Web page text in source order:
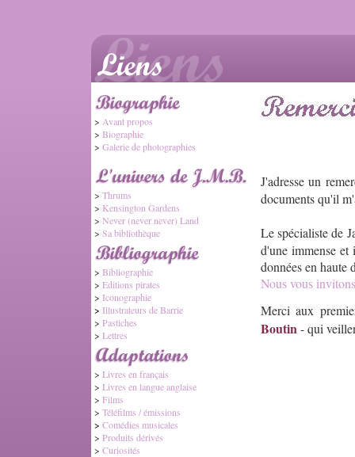
> Avant propos
> Biographie
> Galerie de photographies
> Thrums
> Kensington Gardens
> Never (never never) Land
> Sa bibliothèque
> Bibliographie
> Editions pirates
> Iconographie
> Illustrateurs de Barrie
> Pastiches
> Lettres
> Livres en français
> Livres en langue anglaise
> Films
> Téléfilms / émissions
> Comédies musicales
> Produits dérivés
> Curiosités
J'adresse un
documents qu'il
Le spécialiste de
d'une immense et
données en haute
Nous vous
Merci aux
Boutin- qui